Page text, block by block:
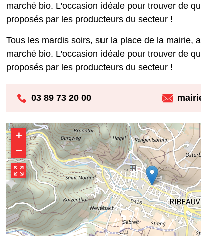
marché bio. L'occasion idéale pour trouver de
proposés par les producteurs du secteur !
Tous les mardis soirs, sur la place de la mairie,
marché bio. L'occasion idéale pour trouver de
proposés par les producteurs du secteur !
03 89 73 20 00
+
−